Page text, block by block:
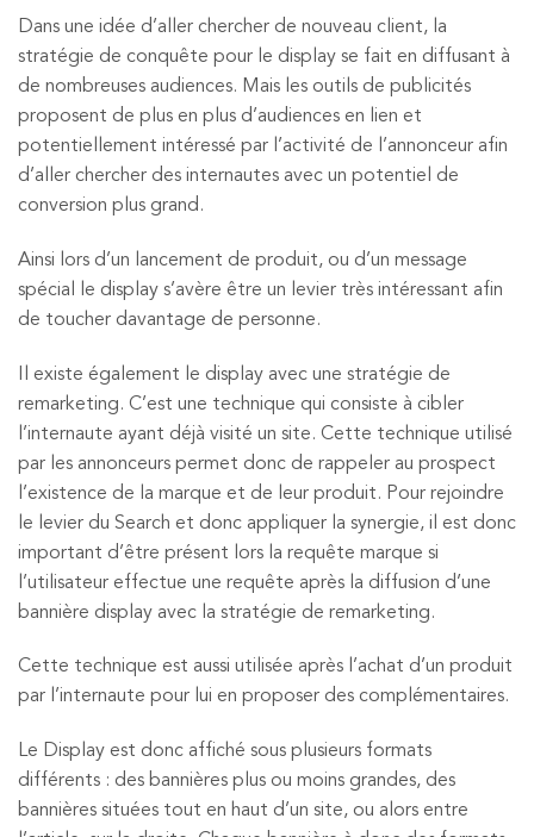
Dans une idée d’aller chercher de nouveau client, la
stratégie de conquête pour le display se fait en diffusant à
de nombreuses audiences. Mais les outils de publicités
proposent de plus en plus d’audiences en lien et
potentiellement intéressé par l’activité de l’annonceur afin
d’aller chercher des internautes avec un potentiel de
conversion plus grand.
Ainsi lors d’un lancement de produit, ou d’un message
spécial le display s’avère être un levier très intéressant afin
de toucher davantage de personne.
Il existe également le display avec une stratégie de
remarketing. C’est une technique qui consiste à cibler
l’internaute ayant déjà visité un site. Cette technique utilisé
par les annonceurs permet donc de rappeler au prospect
l’existence de la marque et de leur produit. Pour rejoindre
le levier du Search et donc appliquer la synergie, il est donc
important d’être présent lors la requête marque si
l’utilisateur effectue une requête après la diffusion d’une
bannière display avec la stratégie de remarketing.
Cette technique est aussi utilisée après l’achat d’un produit
par l’internaute pour lui en proposer des complémentaires.
Le Display est donc affiché sous plusieurs formats
différents : des bannières plus ou moins grandes, des
bannières situées tout en haut d’un site, ou alors entre